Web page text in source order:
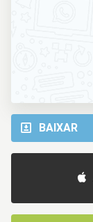
BAIXAR